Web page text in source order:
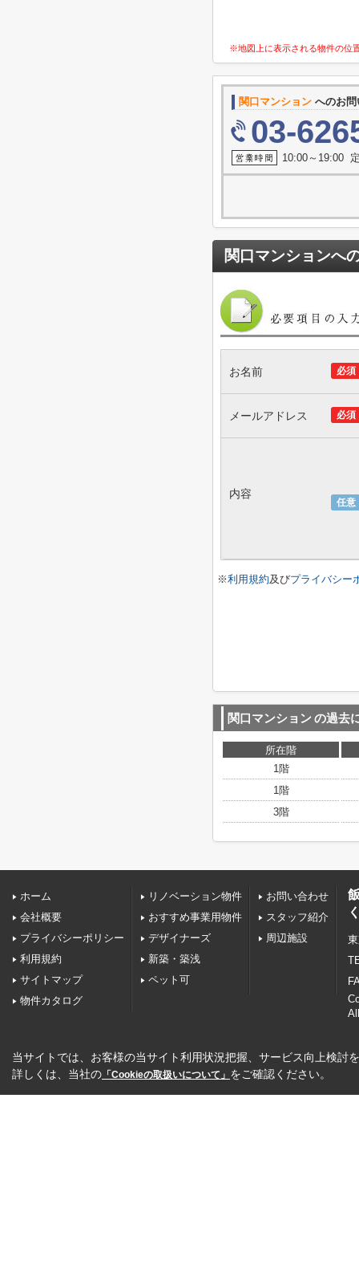
※地図上に表示される物件の位
関口マンション へのお
03-
10:00～19:00
関口マンションへ
必須
お名前
必須
メールアドレス
任意
内容
※利用規約及びプライバシー
関口マンションの過去
所在階
1階
1階
3階
ホーム
会社概要
プライバシーポリシー
利用規約
サイトマップ
物件カタログ
リノベーション物件
おすすめ事業用物件
デザイナーズ
新築・築浅
ペット可
お問い合わせ
スタッフ紹介
周辺施設
当サイトでは、お客様の当サイト利用状況把握、サービス向上検討
詳しくは、当社の 「Cookieの取扱いについて」 をご確認ください。